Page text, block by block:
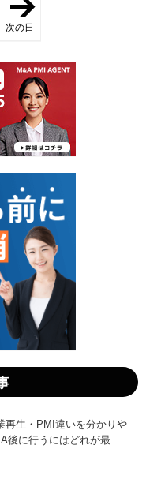
3
月
1
3
日
」
次の日
再生・PMI違いを分かりや
後に行うにはどれが最